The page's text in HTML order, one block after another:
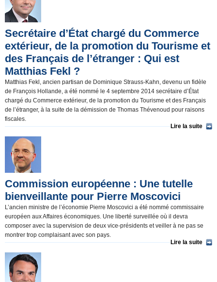
Secrétaire d’État chargé du Commerce
extérieur, de la promotion du Tourisme et
des Français de l’étranger : Qui est
Matthias Fekl ?
Matthias Fekl, ancien partisan de Dominique Strauss-Kahn, devenu un fidèle
de François Hollande, a été nommé le 4 septembre 2014 secrétaire d’État
chargé du Commerce extérieur, de la promotion du Tourisme et des Français
de l’étranger, à la suite de la démission de Thomas Thévenoud pour raisons
fiscales.
Lire la suite
Commission européenne : Une tutelle
bienveillante pour Pierre Moscovici
L’ancien ministre de l’économie Pierre Moscovici a été nommé commissaire
européen aux Affaires économiques. Une liberté surveillée où il devra
composer avec la supervision de deux vice-présidents et veiller à ne pas se
montrer trop complaisant avec son pays.
Lire la suite